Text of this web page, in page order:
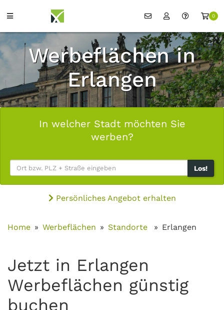
0
Werbeflächen in
Erlangen
In welcher Stadt möchten Sie
werben?
Los!
Persönliches Angebot erhalten
Home Werbeflächen Standorte Erlangen
Jetzt in Erlangen
Werbeflächen günstig
buchen